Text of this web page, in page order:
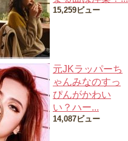
15,259ビュー
元JKラッパーち
ゃんみなのすっ
ぴんがかわい
い？ハー...
14,087ビュー